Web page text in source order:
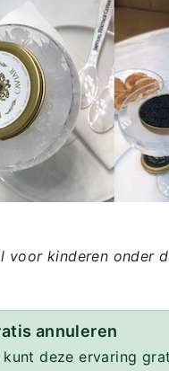
voor kinderen onder
annuleren
kunt deze ervaring